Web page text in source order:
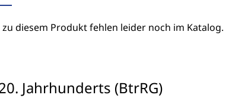
diesem Produkt fehlen leider noch im Katalog.
Jahrhunderts (BtrRG)